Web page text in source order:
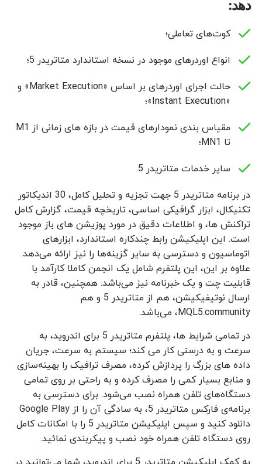
دهد:
کوت‌های تعاملی؛
انواع اوردرهای موجود در نسخه استاندارد متاتریدر 5؛
حالت اجرای اوردرهای بر اساس «Market Execution» و
«Instant Execution»؛
مقیاس بندی نمودارهای قیمت در بازه های زمانی از M1
تا MN1؛
سایر خدمات متاتریدر 5.
در برنامه متاتریدر 5 جهت تجزیه و تحلیل کامل، 30 اندیکاتور
تکنیکال، ابزار گرافیکی اساسی، تاریخچه قیمت، گزارش کامل
تراکنش ها، و اطلاعات دقیق در مورد پوزیشن های باز موجود
است. این اپلیکیشن رابط چندکاره استاندارد، ابزارهای
اتوماسیون و دسترسی به سایر گزینه‌ها را نیز ارائه می‌دهد.
علاوه بر این، این پلتفرم شامل یک انجمن کاملا کارآمد با
قابلیت چت و یک خبرنامه نیز می‌باشد. همچنین، قادر به
ارسال نوتیفیکیشن، هم از متاتریدر 5 و هم
MQL5.community، می‌باشد.
در تمامی شرایط ها، پلتفرم متاتریدر 5 برای اندروید، به
سرعت و به درستی کار می کند؛ سیستم به سرعت، جریان
داده های بزرگ را پردازش کرده، مصرف ترافیک را بهینه‌سازی
و منابع بسیار کمی را مصرف کرده و به راحتی بر روی تمامی
دستگاه‌های تلفن همراه نصب می‌شود. برای دسترسی به
برنامه‌ی فارکس متاتریدر 5، به سادگی آن را از Google Play
دانلود کنید و سپس اپلیکیشن متاتریدر 5 را با امکانات کامل
روی دستگاه تلفن همراه خود نصب و پیکربندی نمائید.